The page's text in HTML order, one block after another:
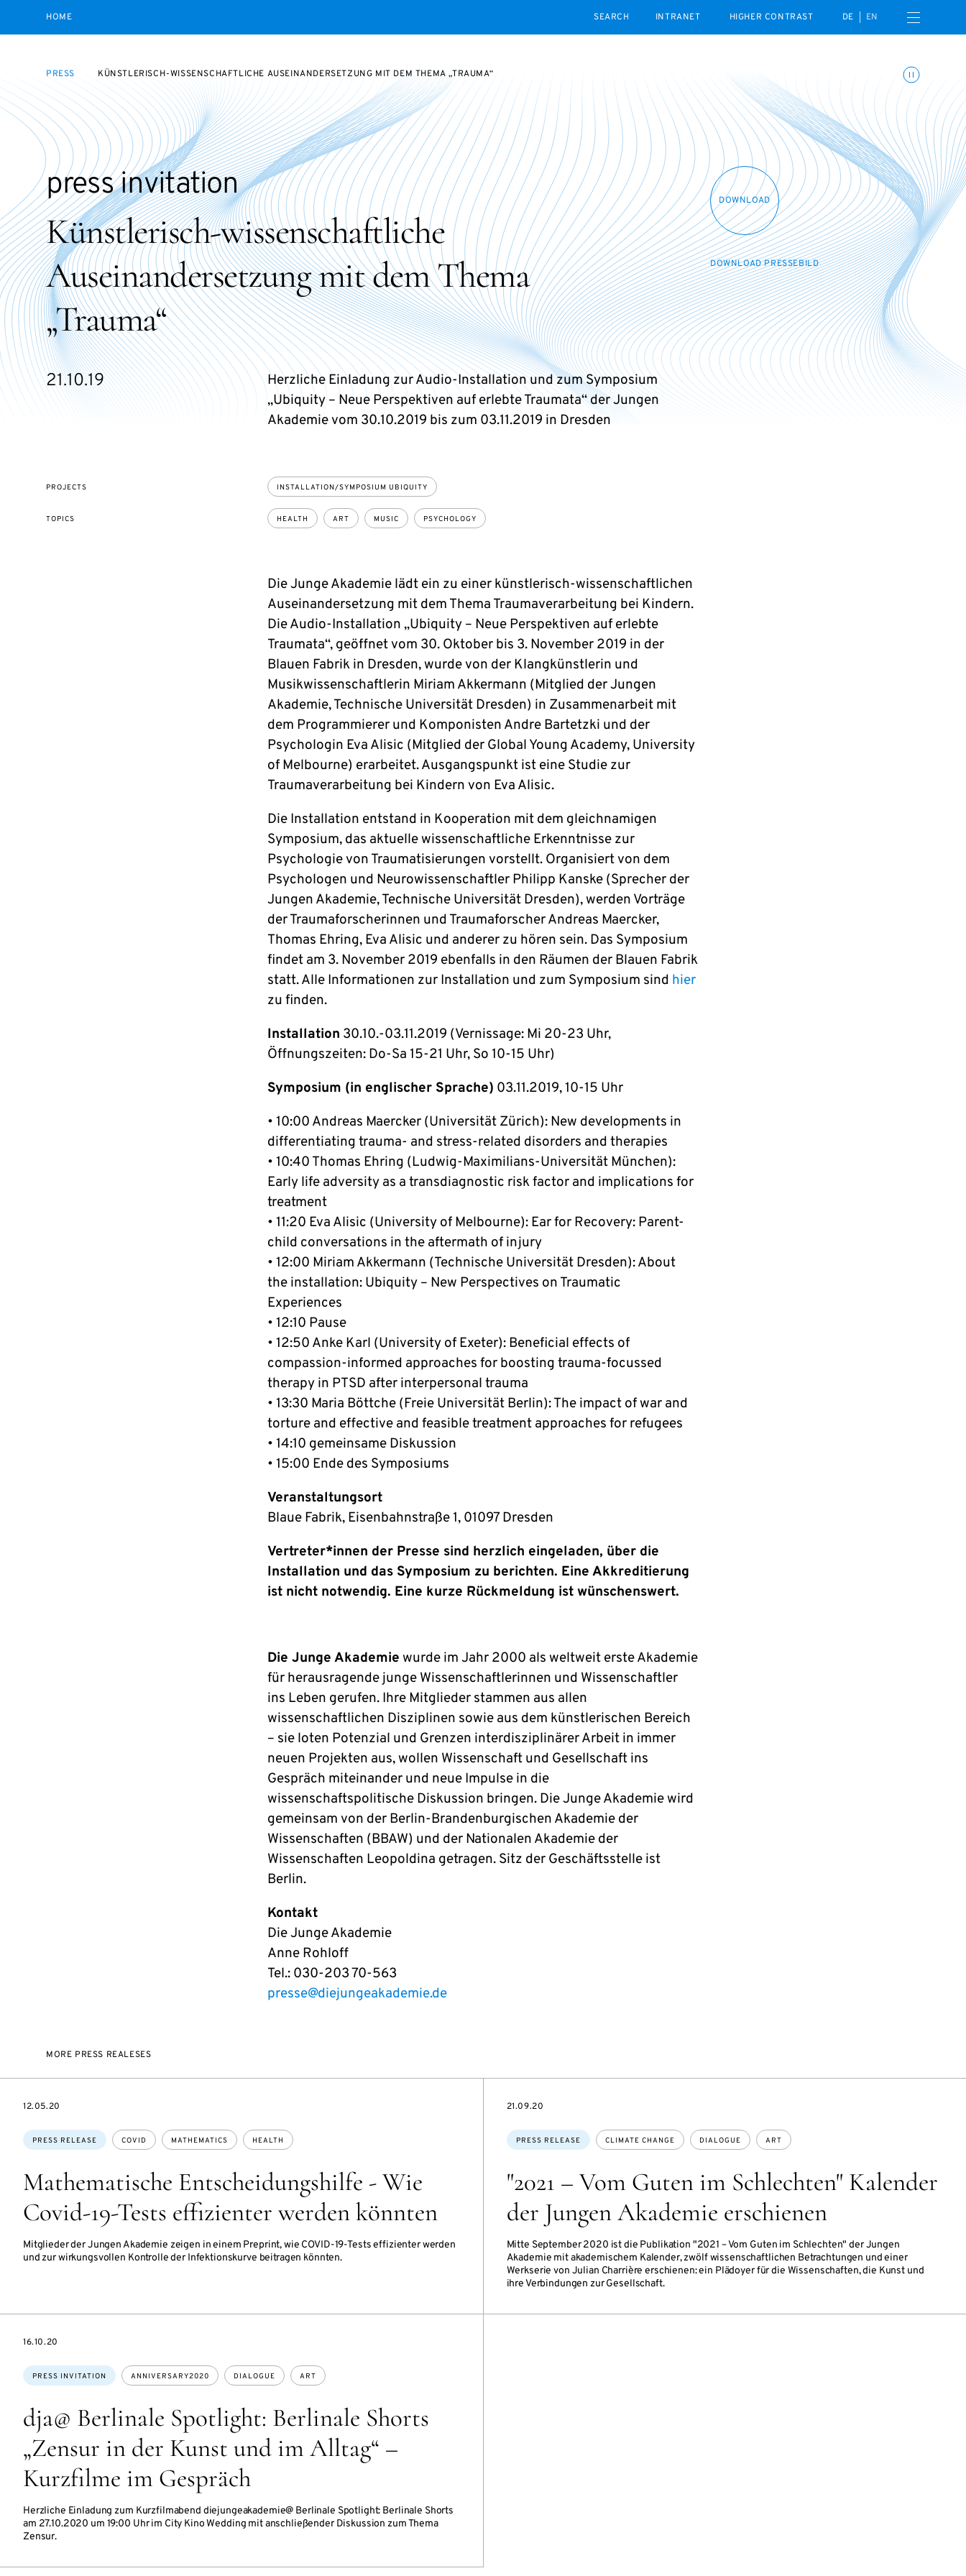
HOME
INTRANET
HIGHER CONTRAST DE EN Open navigation menu
Toggle animations
PRESS KÜNSTLERISCH-WISSENSCHAFTLICHE AUSEINANDERSETZUNG MIT DEM THEMA „TRAUMA“
Künstlerisch-wissenschaftliche
Auseinandersetzung mit dem Thema
„Trauma“
press invitation DOWNLOAD
DOWNLOAD PRESSEBILD
21.10.19
Herzliche Einladung zur Audio-Installation und zum Symposium
„Ubiquity – Neue Perspektiven auf erlebte Traumata“ der Jungen
Akademie vom 30.10.2019 bis zum 03.11.2019 in Dresden
PROJECTS INSTALLATION/SYMPOSIUM UBIQUITY
TOPICS HEALTH ART MUSIC PSYCHOLOGY
Die Junge Akademie lädt ein zu einer künstlerisch-wissenschaftlichen
Auseinandersetzung mit dem Thema Traumaverarbeitung bei Kindern.
Die Audio-Installation „Ubiquity – Neue Perspektiven auf erlebte
Traumata“, geöffnet vom 30. Oktober bis 3. November 2019 in der
Blauen Fabrik in Dresden, wurde von der Klangkünstlerin und
Musikwissenschaftlerin Miriam Akkermann (Mitglied der Jungen
Akademie, Technische Universität Dresden) in Zusammenarbeit mit
dem Programmierer und Komponisten Andre Bartetzki und der
Psychologin Eva Alisic (Mitglied der Global Young Academy, University
of Melbourne) erarbeitet. Ausgangspunkt ist eine Studie zur
Traumaverarbeitung bei Kindern von Eva Alisic.
Die Installation entstand in Kooperation mit dem gleichnamigen
Symposium, das aktuelle wissenschaftliche Erkenntnisse zur
Psychologie von Traumatisierungen vorstellt. Organisiert von dem
Psychologen und Neurowissenschaftler Philipp Kanske (Sprecher der
Jungen Akademie, Technische Universität Dresden), werden Vorträge
der Traumaforscherinnen und Traumaforscher Andreas Maercker,
Thomas Ehring, Eva Alisic und anderer zu hören sein. Das Symposium
findet am 3. November 2019 ebenfalls in den Räumen der Blauen Fabrik
statt. Alle Informationen zur Installation und zum Symposium sind hier
zu finden.
Installation 30.10.-03.11.2019 (Vernissage: Mi 20-23 Uhr,
Öffnungszeiten: Do-Sa 15-21 Uhr, So 10-15 Uhr)
Symposium (in englischer Sprache) 03.11.2019, 10-15 Uhr
• 10:00 Andreas Maercker (Universität Zürich): New developments in
differentiating trauma- and stress-related disorders and therapies
• 10:40 Thomas Ehring (Ludwig-Maximilians-Universität München):
Early life adversity as a transdiagnostic risk factor and implications for
treatment
• 11:20 Eva Alisic (University of Melbourne): Ear for Recovery: Parent-
child conversations in the aftermath of injury
• 12:00 Miriam Akkermann (Technische Universität Dresden): About
the installation: Ubiquity – New Perspectives on Traumatic
Experiences
• 12:10 Pause
• 12:50 Anke Karl (University of Exeter): Beneficial effects of
compassion-informed approaches for boosting trauma-focussed
therapy in PTSD after interpersonal trauma
• 13:30 Maria Böttche (Freie Universität Berlin): The impact of war and
torture and effective and feasible treatment approaches for refugees
• 14:10 gemeinsame Diskussion
• 15:00 Ende des Symposiums
Veranstaltungsort
Blaue Fabrik, Eisenbahnstraße 1, 01097 Dresden
Vertreter*innen der Presse sind herzlich eingeladen, über die
Installation und das Symposium zu berichten. Eine Akkreditierung
ist nicht notwendig. Eine kurze Rückmeldung ist wünschenswert.
Die Junge Akademie wurde im Jahr 2000 als weltweit erste Akademie
für herausragende junge Wissenschaftlerinnen und Wissenschaftler
ins Leben gerufen. Ihre Mitglieder stammen aus allen
wissenschaftlichen Disziplinen sowie aus dem künstlerischen Bereich
– sie loten Potenzial und Grenzen interdisziplinärer Arbeit in immer
neuen Projekten aus, wollen Wissenschaft und Gesellschaft ins
Gespräch miteinander und neue Impulse in die
wissenschaftspolitische Diskussion bringen. Die Junge Akademie wird
gemeinsam von der Berlin-Brandenburgischen Akademie der
Wissenschaften (BBAW) und der Nationalen Akademie der
Wissenschaften Leopoldina getragen. Sitz der Geschäftsstelle ist
Berlin.
Kontakt
Die Junge Akademie
Anne Rohloff
Tel.: 030-203 70-563
presse@diejungeakademie.de
MORE PRESS REALESES
Mathematische Entscheidungshilfe - Wie
Covid-19-Tests effizienter werden könnten
Mitglieder der Jungen Akademie zeigen in einem Preprint, wie COVID-19-Tests effizienter werden
und zur wirkungsvollen Kontrolle der Infektionskurve beitragen könnten.
Topics:
PRESS RELEASE COVID MATHEMATICS HEALTH
DATE
12.05.20
"2021 – Vom Guten im Schlechten" Kalender
der Jungen Akademie erschienen
Mitte September 2020 ist die Publikation "2021 – Vom Guten im Schlechten" der Jungen
Akademie mit akademischem Kalender, zwölf wissenschaftlichen Betrachtungen und einer
Werkserie von Julian Charrière erschienen: ein Plädoyer für die Wissenschaften, die Kunst und
ihre Verbindungen zur Gesellschaft.
Topics:
PRESS RELEASE CLIMATE CHANGE DIALOGUE ART
DATE
21.09.20
dja@ Berlinale Spotlight: Berlinale Shorts
„Zensur in der Kunst und im Alltag“ –
Kurzfilme im Gespräch
Herzliche Einladung zum Kurzfilmabend diejungeakademie@ Berlinale Spotlight: Berlinale Shorts
am 27.10.2020 um 19:00 Uhr im City Kino Wedding mit anschließender Diskussion zum Thema
Zensur.
Topics:
PRESS INVITATION ANNIVERSARY2020 DIALOGUE ART
DATE
16.10.20